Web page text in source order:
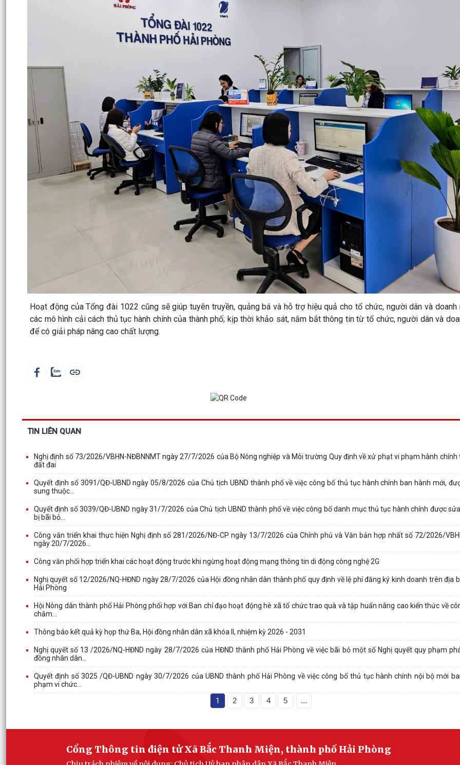
Hoạt động của Tổng đài 1022 cũng sẽ giúp tuyên truyền, quảng bá và hỗ trợ hiệu quả cho tổ chức, người dân và doanh
các mô hình cải cách thủ tục hành chính của thành phố; kịp thời khảo sát, nắm bắt thông tin từ tổ chức, người dân và
để có giải pháp nâng cao chất lượng.
TIN LIÊN QUAN
Nghị định số 73/2026/VBHN-NĐBNNMT ngày 27/7/2026 của Bộ Nông nghiệp và Môi trường Quy định về xử phạt vi phạm hành chính
đất đai
Quyết định số 3091/QĐ-UBND ngày 05/8/2026 của Chủ tịch UBND thành phố về việc công bố thủ tục hành chính ban hành mới,
sung thuộc...
Quyết định số 3039/QĐ-UBND ngày 31/7/2026 của Chủ tịch UBND thành phố về việc công bố danh mục thủ tục hành chính được
bị bãi bỏ...
Công văn triển khai thực hiện Nghị định số 281/2026/NĐ-CP ngày 13/7/2026 của Chính phủ và Văn bản hợp nhất số 72/2026/
ngày 20/7/2026...
Công văn phối hợp triển khai các hoạt động trước khi ngừng hoạt động mạng thông tin di động công nghệ 2G
Nghị quyết số 12/2026/NQ-HĐND ngày 28/7/2026 của Hội đồng nhân dân thành phố quy định về lệ phí đăng ký kinh doanh trên địa
Hải Phòng
Hội Nông dân thành phố Hải Phòng phối hợp với Ban chỉ đạo hoạt động hè xã tổ chức trao quà và tập huấn nâng cao kiến thức về
chăm...
Thông báo kết quả kỳ họp thứ Ba, Hội đồng nhân dân xã khóa II, nhiệm kỳ 2026 - 2031
Nghị quyết số 13 /2026/NQ-HĐND ngày 28/7/2026 của HĐND thành phố Hải Phòng về việc bãi bỏ một số Nghị quyết quy phạm
đồng nhân dân...
Quyết định số 3025 /QĐ-UBND ngày 30/7/2026 của UBND thành phố Hải Phòng về việc công bố thủ tục hành chính nội bộ mới
phạm vi chức...
1 2 3 4 5 ...
Cổng Thông tin điện tử Xã Bắc Thanh Miện, thành phố Hải Phòng